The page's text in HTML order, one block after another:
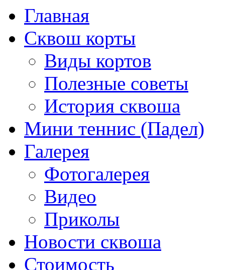
Главная
Сквош корты
Виды кортов
Полезные советы
История сквоша
Мини теннис (Падел)
Галерея
Фотогалерея
Видео
Приколы
Новости сквоша
Стоимость